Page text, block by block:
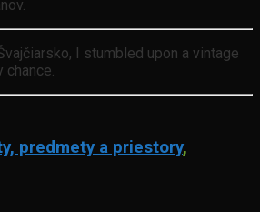
I stumbled upon a vintage
chance.
predmety a priestory,